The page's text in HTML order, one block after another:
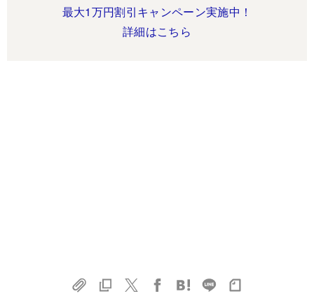
最大1万円割引キャンペーン実施中！
詳細はこちら